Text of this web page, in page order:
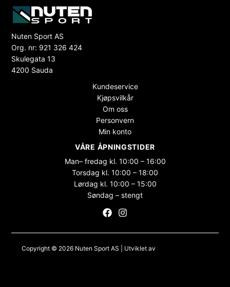
Nuten Sport AS
Org. nr: 921 326 424
Skulegata 13
4200 Sauda
Kundeservice
Kjøpsvilkår
Om oss
Personvern
Min konto
VÅRE ÅPNINGSTIDER
Man– fredag kl. 10:00 – 16:00
Torsdag kl. 10:00 – 18:00
Lørdag kl. 10:00 – 15:00
Søndag – stengt
Copyright © 2026 Nuten Sport AS | Utviklet av